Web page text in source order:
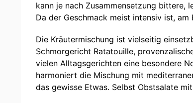
kann je nach Zusammensetzung bittere,
Da der Geschmack meist intensiv ist,
Die Kräutermischung ist vielseitig
Schmorgericht Ratatouille,
vielen Alltagsgerichten eine besondere
harmoniert die Mischung mit
das gewisse Etwas. Selbst Obstsalate